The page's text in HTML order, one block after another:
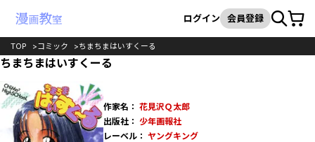
検索
ログイン 会員登録カート
TOP コミック ちまちまはいすくーる
ちまちまはいすくーる
作家名： 花見沢Ｑ太郎
出版社： 少年画報社
レーベル： ヤングキング